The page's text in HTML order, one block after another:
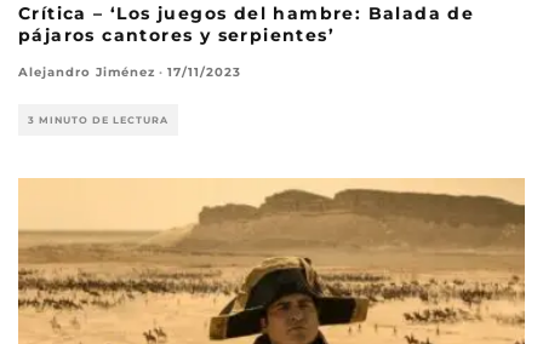
Crítica – ‘Los juegos del hambre: Balada de
pájaros cantores y serpientes’
Alejandro Jiménez · 17/11/2023
3 MINUTO DE LECTURA